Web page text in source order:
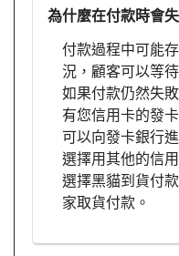
為什麼在付款時會
付款過程中可能
況，顧客可以等
如果付款仍然失
有您信用卡的發
可以向發卡銀行
選擇用其他的信
選擇黑貓到貨付
家取貨付款。